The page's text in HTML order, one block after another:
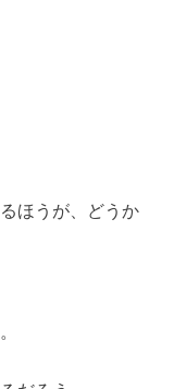
ほうが、どうか